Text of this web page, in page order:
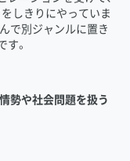
しきりにやっていま
で別ジャンルに置き
。
勢や社会問題を扱う